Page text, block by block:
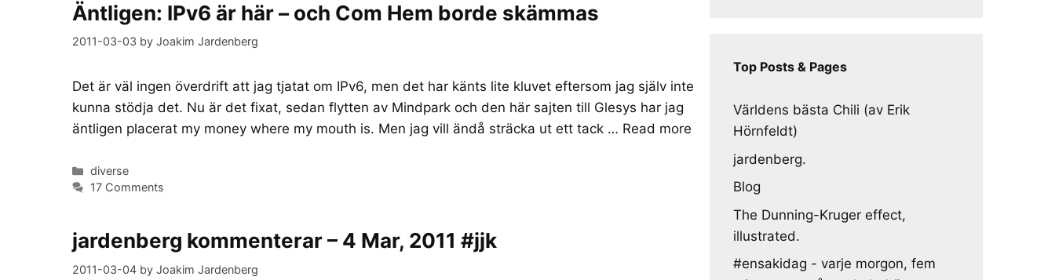
Äntligen: IPv6 är här – och Com Hem borde skämmas
2011-03-03 by Joakim Jardenberg
Det är väl ingen överdrift att jag tjatat om IPv6, men det har känts lite kluvet eftersom jag själv inte
kunna stödja det. Nu är det fixat, sedan flytten av Mindpark och den här sajten till Glesys har jag
äntligen placerat my money where my mouth is. Men jag vill ändå sträcka ut ett tack … Read more
Categories
diverse
17 Comments
jardenberg kommenterar – 4 Mar, 2011 #jjk
2011-03-04 by Joakim Jardenberg
Top Posts & Pages
Världens bästa Chili (av Erik
Hörnfeldt)
jardenberg.
Blog
The Dunning-Kruger effect,
illustrated.
#ensakidag - varje morgon, fem